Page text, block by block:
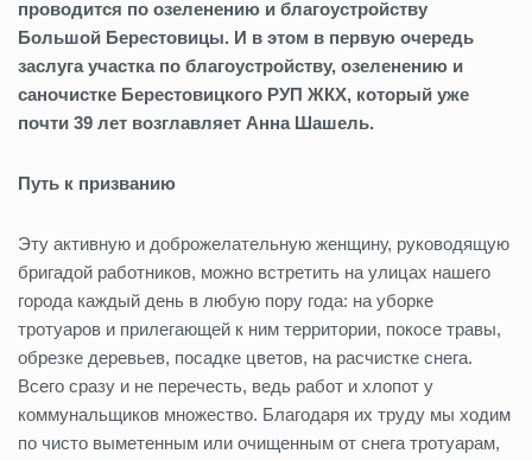
проводится по озеленению и благоустройству
Большой Берестовицы. И в этом в первую очередь
заслуга участка по благоустройству, озеленению и
саночистке Берестовицкого РУП ЖКХ, который уже
почти 39 лет возглавляет Анна Шашель.
Путь к призванию
Эту активную и доброжелательную женщину, руководящую
бригадой работников, можно встретить на улицах нашего
города каждый день в любую пору года: на уборке
тротуаров и прилегающей к ним территории, покосе травы,
обрезке деревьев, посадке цветов, на расчистке снега.
Всего сразу и не перечесть, ведь работ и хлопот у
коммунальщиков множество. Благодаря их труду мы ходим
по чисто выметенным или очищенным от снега тротуарам,